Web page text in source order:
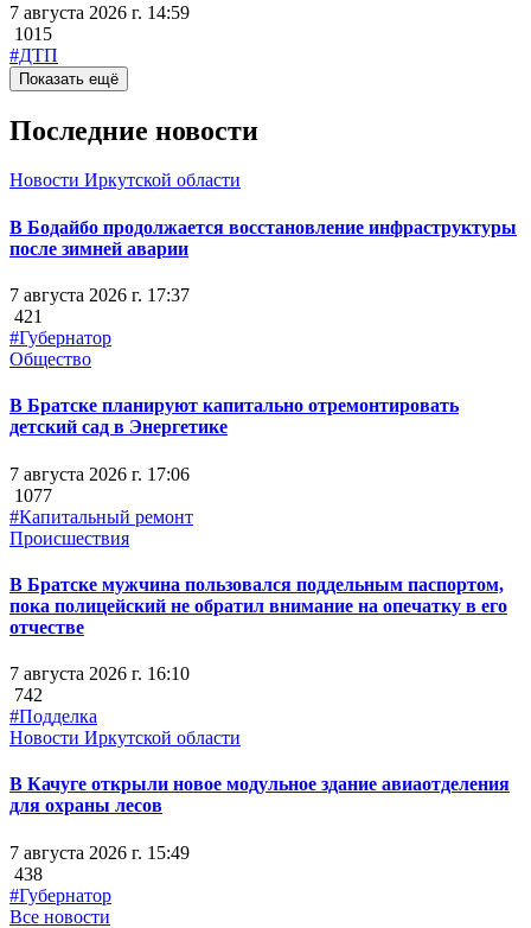
7 августа 2026 г. 14:59
1015
#ДТП
Показать ещё
Последние новости
Новости Иркутской области
В Бодайбо продолжается восстановление инфраструктуры
после зимней аварии
7 августа 2026 г. 17:37
421
#Губернатор
Общество
В Братске планируют капитально отремонтировать
детский сад в Энергетике
7 августа 2026 г. 17:06
1077
#Капитальный ремонт
Происшествия
В Братске мужчина пользовался поддельным паспортом,
пока полицейский не обратил внимание на опечатку в его
отчестве
7 августа 2026 г. 16:10
742
#Подделка
Новости Иркутской области
В Качуге открыли новое модульное здание авиаотделения
для охраны лесов
7 августа 2026 г. 15:49
438
#Губернатор
Все новости